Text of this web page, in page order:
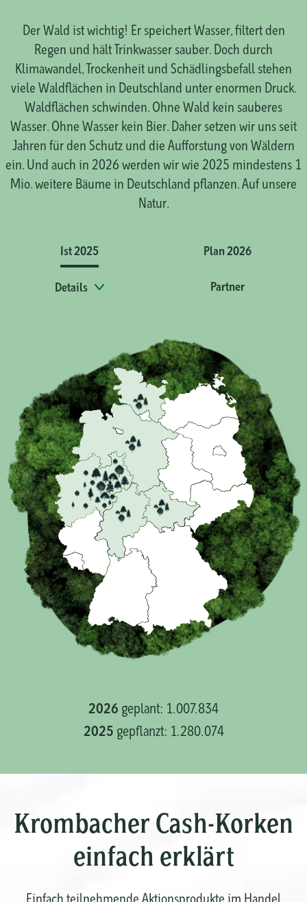
Der Wald ist wichtig! Er speichert Wasser, filtert den
Regen und hält Trinkwasser sauber. Doch durch
Klimawandel, Trockenheit und Schädlingsbefall stehen
viele Waldflächen in Deutschland unter enormen Druck.
Waldflächen schwinden. Ohne Wald kein sauberes
Wasser. Ohne Wasser kein Bier. Daher setzen wir uns seit
Jahren für den Schutz und die Aufforstung von Wäldern
ein. Und auch in 2026 werden wir wie 2025 mindestens 1
Mio. weitere Bäume in Deutschland pflanzen. Auf unsere
Natur.
Ist 2025 Plan 2026
Details Partner
2026 geplant: 1.007.834
2025 gepflanzt: 1.280.074
Krombacher Cash-Korken
einfach erklärt
Einfach teilnehmende Aktionsprodukte im Handel